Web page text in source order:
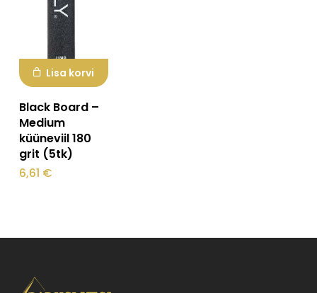
Lisa korvi
Black Board –
Medium
küüneviil 180
grit (5tk)
6,61 €